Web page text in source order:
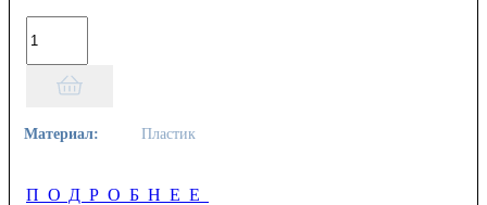
Материал: Пластик
ПОДРОБНЕЕ